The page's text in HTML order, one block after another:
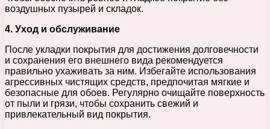
воздушных пузырей и складок.
4. Уход и обслуживание
После укладки покрытия для достижения долговечности
и сохранения его внешнего вида рекомендуется
правильно ухаживать за ним. Избегайте использования
агрессивных чистящих средств, предпочитая мягкие и
безопасные для обоев. Регулярно очищайте поверхность
от пыли и грязи, чтобы сохранить свежий и
привлекательный вид покрытия.